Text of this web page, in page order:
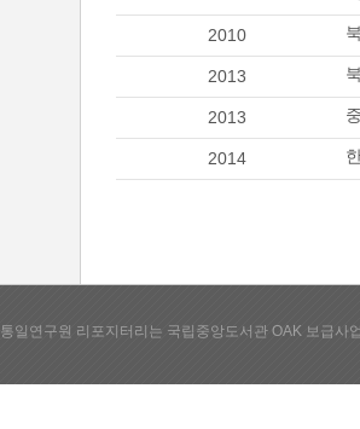
2010
2013
2013
2014
통일연구원 리포지터리는 국립중앙도서관 OAK 보급사